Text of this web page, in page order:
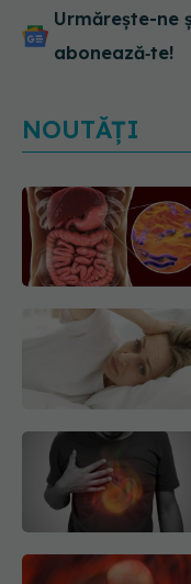
Urmărește-ne
abonează‑te!
NOUTĂȚI